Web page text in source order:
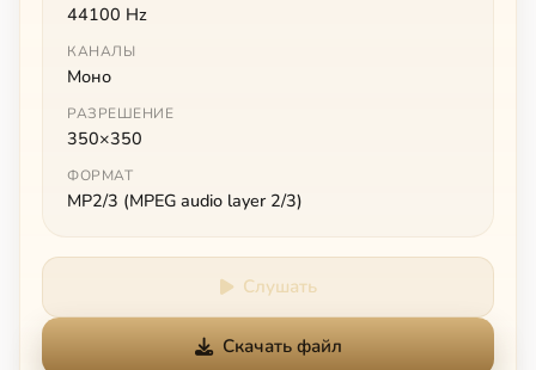
44100 Hz
КАНАЛЫ
Моно
РАЗРЕШЕНИЕ
350×350
ФОРМАТ
MP2/3 (MPEG audio layer 2/3)
Слушать
Скачать файл